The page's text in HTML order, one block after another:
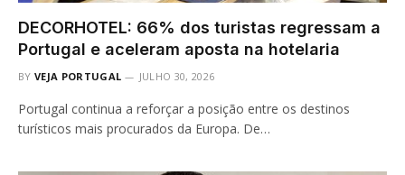
DECORHOTEL: 66% dos turistas regressam a
Portugal e aceleram aposta na hotelaria
BY VEJA PORTUGAL JULHO 30, 2026
Portugal continua a reforçar a posição entre os destinos
turísticos mais procurados da Europa. De…